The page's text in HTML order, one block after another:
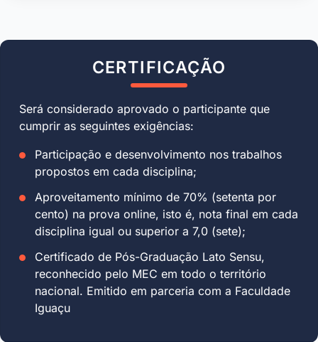
CERTIFICAÇÃO
Será considerado aprovado o participante que
cumprir as seguintes exigências:
Participação e desenvolvimento nos trabalhos
propostos em cada disciplina;
Aproveitamento mínimo de 70% (setenta por
cento) na prova online, isto é, nota final em cada
disciplina igual ou superior a 7,0 (sete);
Certificado de Pós-Graduação Lato Sensu,
reconhecido pelo MEC em todo o território
nacional. Emitido em parceria com a Faculdade
Iguaçu